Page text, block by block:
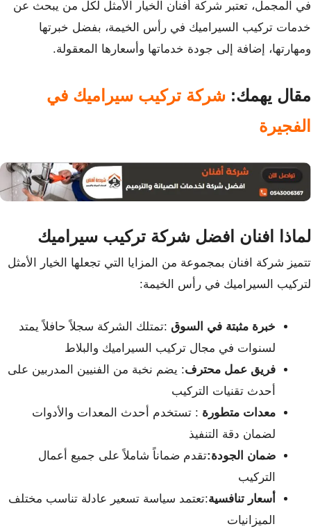
في المجمل، تعتبر شركة أفنان الخيار الأمثل لكل من يبحث عن
خدمات تركيب السيراميك في رأس الخيمة، بفضل خبرتها
ومهارتها، إضافة إلى جودة خدماتها وأسعارها المعقولة.
مقال يهمك: شركة تركيب سيراميك في
الفجيرة
لماذا افنان افضل شركة تركيب سيراميك
تتميز شركة افنان بمجموعة من المزايا التي تجعلها الخيار الأمثل
لتركيب السيراميك في رأس الخيمة:
خبرة مثبتة في السوق :تمتلك الشركة سجلاً حافلاً يمتد
لسنوات في مجال تركيب السيراميك والبلاط
فريق عمل محترف: يضم نخبة من الفنيين المدربين على
أحدث تقنيات التركيب
معدات متطورة : تستخدم أحدث المعدات والأدوات
لضمان دقة التنفيذ
ضمان الجودة:تقدم ضماناً شاملاً على جميع أعمال
التركيب
أسعار تنافسية:تعتمد سياسة تسعير عادلة تناسب مختلف
الميزانيات